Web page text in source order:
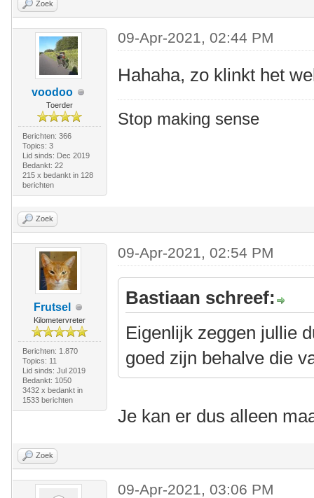
Zoek
voodoo
Toerder
Berichten: 366
Topics: 3
Lid sinds: Dec 2019
Bedankt: 22
215 x bedankt in 128
berichten
09-Apr-2021, 02:44 PM
Hahaha, zo klinkt het
Stop making sense
Zoek
Frutsel
Kilometervreter
Berichten: 1.870
Topics: 11
Lid sinds: Jul 2019
Bedankt: 1050
3432 x bedankt in
1533 berichten
09-Apr-2021, 02:54 PM
Bastiaan schreef:
Eigenlijk zeggen jullie
goed zijn behalve die
Je kan er dus alleen
Zoek
09-Apr-2021, 03:06 PM